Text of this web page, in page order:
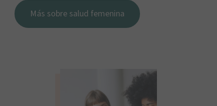
Más sobre salud femenina